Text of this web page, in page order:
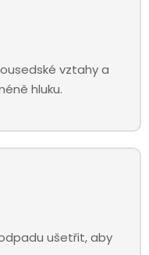
vztahy a
hluku.
ušetřit, aby